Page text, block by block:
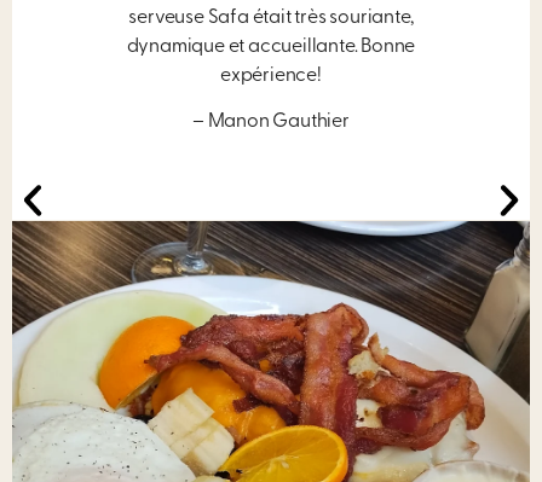
serveuse Safa était très souriante,
dynamique et accueillante. Bonne
expérience!
– Manon Gauthier